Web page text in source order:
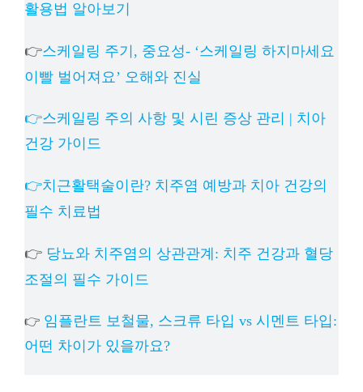
활용법 알아보기
👉스케일링 주기, 중요성- ‘스케일링 하지마세요
이빨 벌어져요’ 오해와 진실
👉스케일링 주의 사항 및 시린 증상 관리 | 치아
건강 가이드
👉치근활택술이란? 치주염 예방과 치아 건강의
필수 치료법
👉 당뇨와 치주염의 상관관계: 치주 건강과 혈당
조절의 필수 가이드
👉 임플란트 보철물, 스크류 타입 vs 시멘트 타입:
어떤 차이가 있을까요?